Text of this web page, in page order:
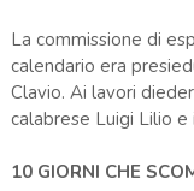
La commissione di
calendario era
Clavio. Ai lavori
calabrese Luigi Lilio
10 GIORNI CHE